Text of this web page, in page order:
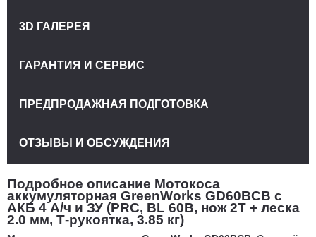
Подробное описание Мотокоса
аккумуляторная GreenWorks GD60BCB с
АКБ 4 А/ч и ЗУ (PRC, BL 60В, нож 2Т + леска
2.0 мм, Т-рукоятка, 3.85 кг)
3D ГАЛЕРЕЯ
ГАРАНТИЯ И СЕРВИС
ПРЕДПРОДАЖНАЯ ПОДГОТОВКА
ОТЗЫВЫ И ОБСУЖДЕНИЯ